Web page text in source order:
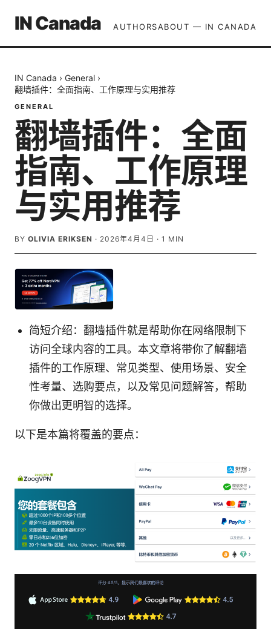
IN Canada AUTHORSABOUT — IN CANADA
IN Canada › General ›
翻墙插件：全面指南、工作原理与实用推荐
GENERAL
翻墙插件：全面
指南、工作原理
与实用推荐
BY OLIVIA ERIKSEN · 2026年4月4日 · 1 MIN
简短介绍：翻墙插件就是帮助你在网络限制下
访问全球内容的工具。本文章将带你了解翻墙
插件的工作原理、常见类型、使用场景、安全
性考量、选购要点，以及常见问题解答，帮助
你做出更明智的选择。
以下是本篇将覆盖的要点：